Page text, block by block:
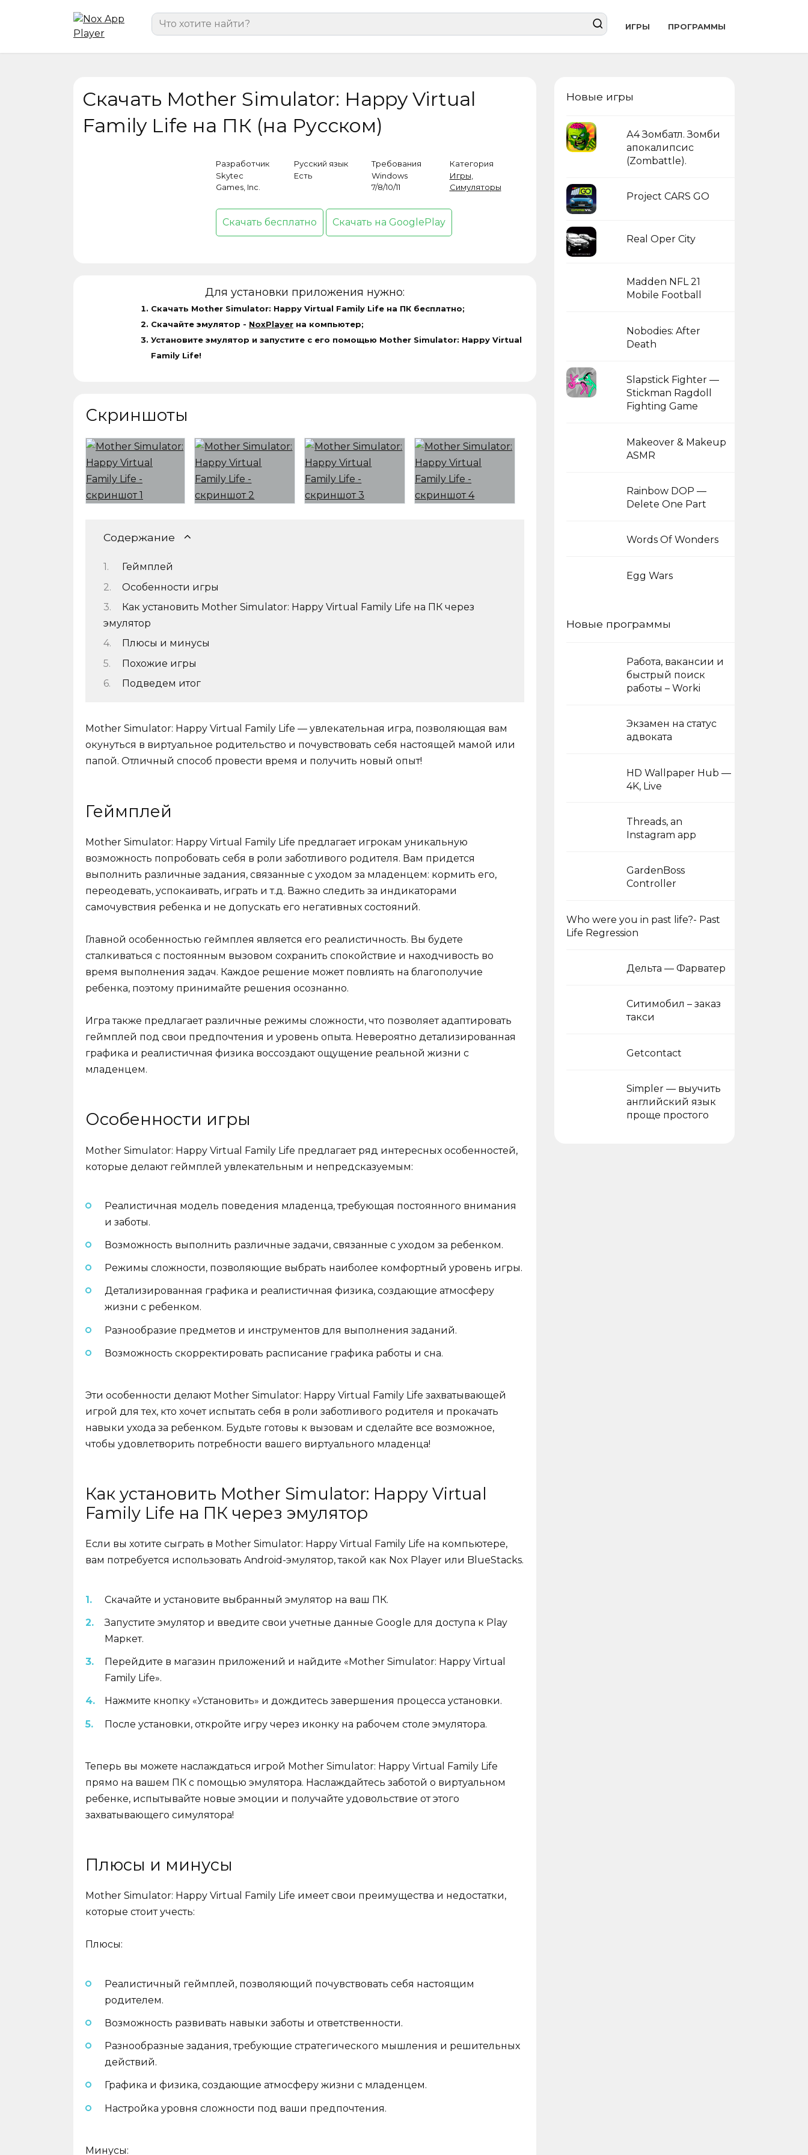
Search
for:
ИГРЫ ПРОГРАММЫ
Скачать Mother Simulator: Happy Virtual
Family Life на ПК (на Русском)
Разработчик
Skytec
Games, Inc.
Русский язык
Есть
Требования
Windows
7/8/10/11
Категория
Игры
Симуляторы
Скачать бесплатно Скачать на GooglePlay
Для установки приложения нужно:
Скачать Mother Simulator: Happy Virtual Family Life на ПК бесплатно;
Скачайте эмулятор - NoxPlayer на компьютер;
Установите эмулятор и запустите с его помощью Mother Simulator: Happy Virtual
Family Life!
Скриншоты
Содержание
Геймплей
Особенности игры
Как установить Mother Simulator: Happy Virtual Family Life на ПК через
эмулятор
Плюсы и минусы
Похожие игры
Подведем итог
Mother Simulator: Happy Virtual Family Life — увлекательная игра, позволяющая вам
окунуться в виртуальное родительство и почувствовать себя настоящей мамой или
папой. Отличный способ провести время и получить новый опыт!
Геймплей
Mother Simulator: Happy Virtual Family Life предлагает игрокам уникальную
возможность попробовать себя в роли заботливого родителя. Вам придется
выполнить различные задания, связанные с уходом за младенцем: кормить его,
переодевать, успокаивать, играть и т.д. Важно следить за индикаторами
самочувствия ребенка и не допускать его негативных состояний.
Главной особенностью геймплея является его реалистичность. Вы будете
сталкиваться с постоянным вызовом сохранить спокойствие и находчивость во
время выполнения задач. Каждое решение может повлиять на благополучие
ребенка, поэтому принимайте решения осознанно.
Игра также предлагает различные режимы сложности, что позволяет адаптировать
геймплей под свои предпочтения и уровень опыта. Невероятно детализированная
графика и реалистичная физика воссоздают ощущение реальной жизни с
младенцем.
Особенности игры
Mother Simulator: Happy Virtual Family Life предлагает ряд интересных особенностей,
которые делают геймплей увлекательным и непредсказуемым:
Реалистичная модель поведения младенца, требующая постоянного внимания
и заботы.
Возможность выполнить различные задачи, связанные с уходом за ребенком.
Режимы сложности, позволяющие выбрать наиболее комфортный уровень игры.
Детализированная графика и реалистичная физика, создающие атмосферу
жизни с ребенком.
Разнообразие предметов и инструментов для выполнения заданий.
Возможность скорректировать расписание графика работы и сна.
Эти особенности делают Mother Simulator: Happy Virtual Family Life захватывающей
игрой для тех, кто хочет испытать себя в роли заботливого родителя и прокачать
навыки ухода за ребенком. Будьте готовы к вызовам и сделайте все возможное,
чтобы удовлетворить потребности вашего виртуального младенца!
Как установить Mother Simulator: Happy Virtual
Family Life на ПК через эмулятор
Если вы хотите сыграть в Mother Simulator: Happy Virtual Family Life на компьютере,
вам потребуется использовать Android-эмулятор, такой как Nox Player или BlueStacks.
Скачайте и установите выбранный эмулятор на ваш ПК.
Запустите эмулятор и введите свои учетные данные Google для доступа к Play
Маркет.
Перейдите в магазин приложений и найдите «Mother Simulator: Happy Virtual
Family Life».
Нажмите кнопку «Установить» и дождитесь завершения процесса установки.
После установки, откройте игру через иконку на рабочем столе эмулятора.
Теперь вы можете наслаждаться игрой Mother Simulator: Happy Virtual Family Life
прямо на вашем ПК с помощью эмулятора. Наслаждайтесь заботой о виртуальном
ребенке, испытывайте новые эмоции и получайте удовольствие от этого
захватывающего симулятора!
Плюсы и минусы
Mother Simulator: Happy Virtual Family Life имеет свои преимущества и недостатки,
которые стоит учесть:
Плюсы:
Реалистичный геймплей, позволяющий почувствовать себя настоящим
родителем.
Возможность развивать навыки заботы и ответственности.
Разнообразные задания, требующие стратегического мышления и решительных
действий.
Графика и физика, создающие атмосферу жизни с младенцем.
Настройка уровня сложности под ваши предпочтения.
Минусы:
Новые игры
А4 Зомбатл. Зомби
апокалипсис
(Zombattle).
Project CARS GO
Real Oper City
Madden NFL 21
Mobile Football
Nobodies: After
Death
Slapstick Fighter —
Stickman Ragdoll
Fighting Game
Makeover & Makeup
ASMR
Rainbow DOP —
Delete One Part
Words Of Wonders
Egg Wars
Новые программы
Работа, вакансии и
быстрый поиск
работы – Worki
Экзамен на статус
адвоката
HD Wallpaper Hub —
4K, Live
Threads, an
Instagram app
GardenBoss
Controller
Who were you in past life?- Past
Life Regression
Дельта — Фарватер
Ситимобил – заказ
такси
Getcontact
Simpler — выучить
английский язык
проще простого